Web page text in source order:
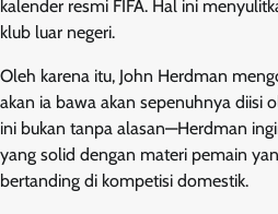
kalender resmi FIFA. Hal ini
klub luar negeri.
Oleh karena itu, John Herdman
akan ia bawa akan sepenuhnya diisi
ini bukan tanpa alasan—Herdman
yang solid dengan materi pemain
bertanding di kompetisi domestik.